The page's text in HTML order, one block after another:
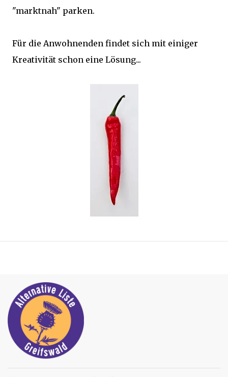
"marktnah" parken.
Für die Anwohnenden findet sich mit einiger
Kreativität schon eine Lösung...